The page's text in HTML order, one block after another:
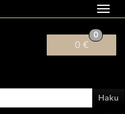
0 €
0
Haku